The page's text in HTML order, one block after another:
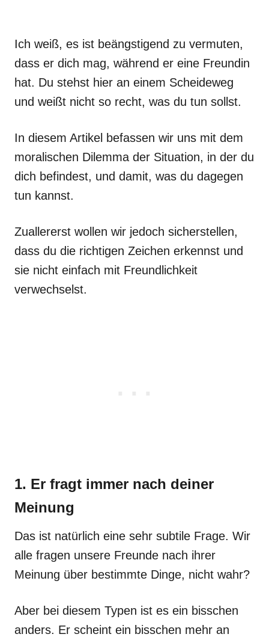
Ich weiß, es ist beängstigend zu vermuten,
dass er dich mag, während er eine Freundin
hat. Du stehst hier an einem Scheideweg
und weißt nicht so recht, was du tun sollst.
In diesem Artikel befassen wir uns mit dem
moralischen Dilemma der Situation, in der du
dich befindest, und damit, was du dagegen
tun kannst.
Zuallererst wollen wir jedoch sicherstellen,
dass du die richtigen Zeichen erkennst und
sie nicht einfach mit Freundlichkeit
verwechselst.
1. Er fragt immer nach deiner
Meinung
Das ist natürlich eine sehr subtile Frage. Wir
alle fragen unsere Freunde nach ihrer
Meinung über bestimmte Dinge, nicht wahr?
Aber bei diesem Typen ist es ein bisschen
anders. Er scheint ein bisschen mehr an